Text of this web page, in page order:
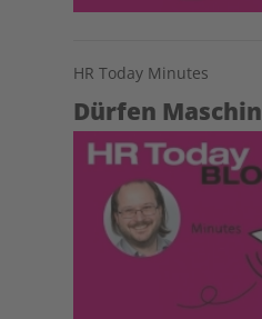
HR Today Minutes
Dürfen
Image